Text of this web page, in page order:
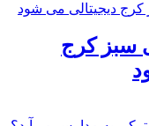
سبز کرج